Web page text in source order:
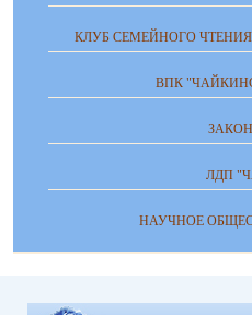
КЛУБ СЕМЕЙНОГО
ВПК
ЛДП
НАУЧНОЕ